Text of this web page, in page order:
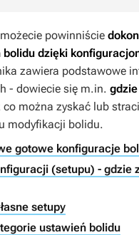
możecie powinniście
dzięki
zawiera podstawowe
- dowiecie się m.in.
co można zyskać lub
modyfikacji bolidu.
gotowe konfiguracje
(setupu) - gdzie
setupy
ustawień bolidu